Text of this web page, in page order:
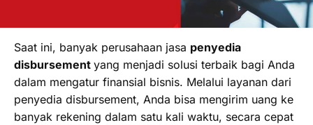
Saat ini, banyak perusahaan jasa penyedia
disbursement yang menjadi solusi terbaik bagi Anda
dalam mengatur finansial bisnis. Melalui layanan dari
penyedia disbursement, Anda bisa mengirim uang ke
banyak rekening dalam satu kali waktu, secara cepat